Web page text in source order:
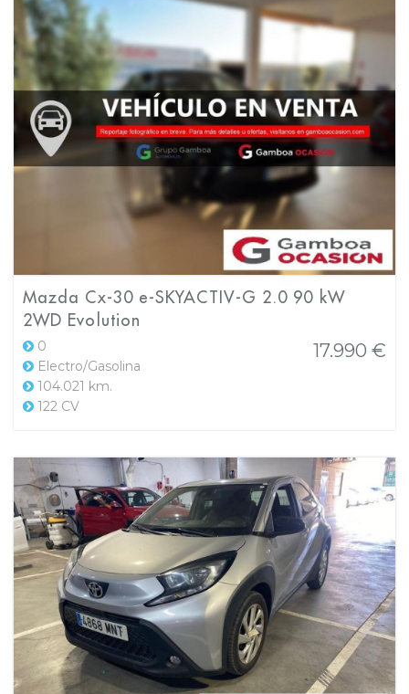
Mazda Cx-30 e-SKYACTIV-G 2.0 90 kW
2WD Evolution
0
Electro/Gasolina
104.021 km.
122 CV
17.990 €